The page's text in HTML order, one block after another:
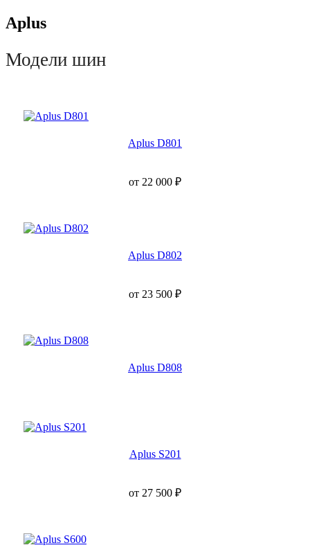
Aplus
Модели шин
Aplus D801
от 22 000 ₽
Aplus D802
от 23 500 ₽
Aplus D808
Aplus S201
от 27 500 ₽